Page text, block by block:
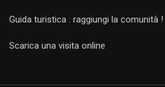
Guida turistica : raggiungi la comunità !
Scarica una visita online